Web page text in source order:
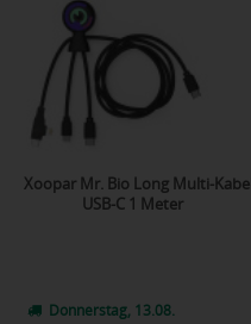
Xoopar Mr. Bio Long Multi-Kabel
USB-C 1 Meter
Donnerstag, 13.08.